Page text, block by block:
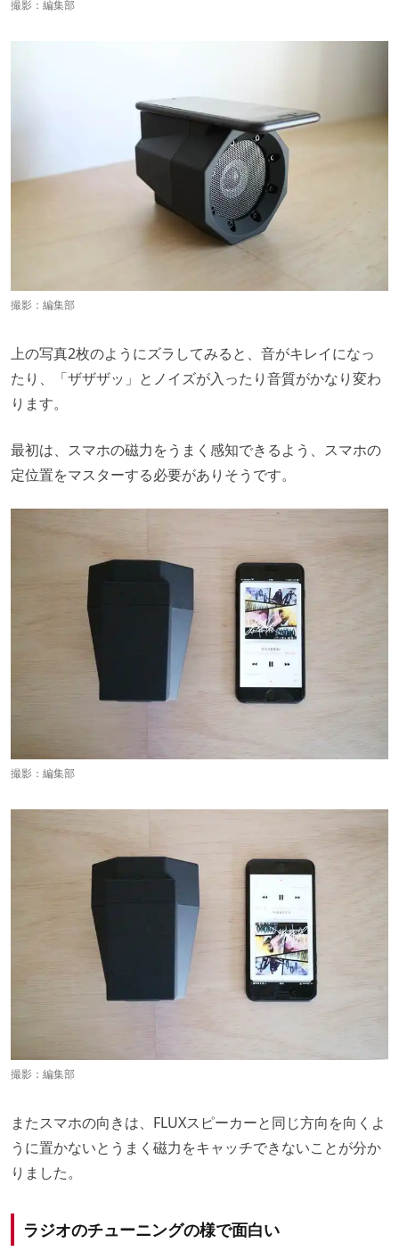
撮影：編集部
撮影：編集部
上の写真2枚のようにズラしてみると、音がキレイになっ
たり、「ザザザッ」とノイズが入ったり音質がかなり変わ
ります。
最初は、スマホの磁力をうまく感知できるよう、スマホの
定位置をマスターする必要がありそうです。
撮影：編集部
撮影：編集部
またスマホの向きは、FLUXスピーカーと同じ方向を向くよ
うに置かないとうまく磁力をキャッチできないことが分か
りました。
ラジオのチューニングの様で面白い